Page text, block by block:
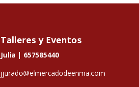
Talleres y Eventos
Julia | 657585440
jjurado@elmercadodeenma.com